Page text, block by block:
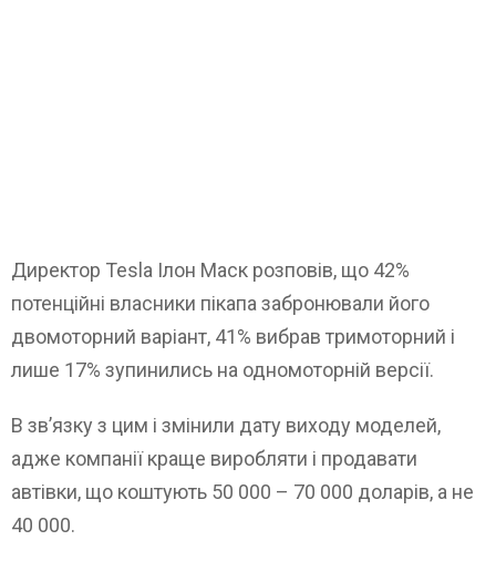
Директор Tesla Ілон Маск розповів, що 42%
потенційні власники пікапа забронювали його
двомоторний варіант, 41% вибрав тримоторний і
лише 17% зупинились на одномоторній версії.
В зв’язку з цим і змінили дату виходу моделей,
адже компанії краще виробляти і продавати
автівки, що коштують 50 000 – 70 000 доларів, а не
40 000.